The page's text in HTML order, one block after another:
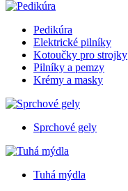
Pedikúra
Elektrické pilníky
Kotoučky pro strojky
Pilníky a pemzy
Krémy a masky
Sprchové gely
Tuhá mýdla